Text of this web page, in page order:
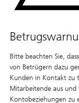
Bitte beachten Sie,
von Betrügern dazu
Kunden in Kontakt zu
Mitarbeitende aus
Kontobeziehungen zu